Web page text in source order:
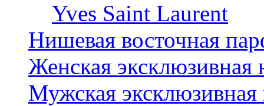
Yves Saint Laurent
Нишевая восточная
Женская
Мужская